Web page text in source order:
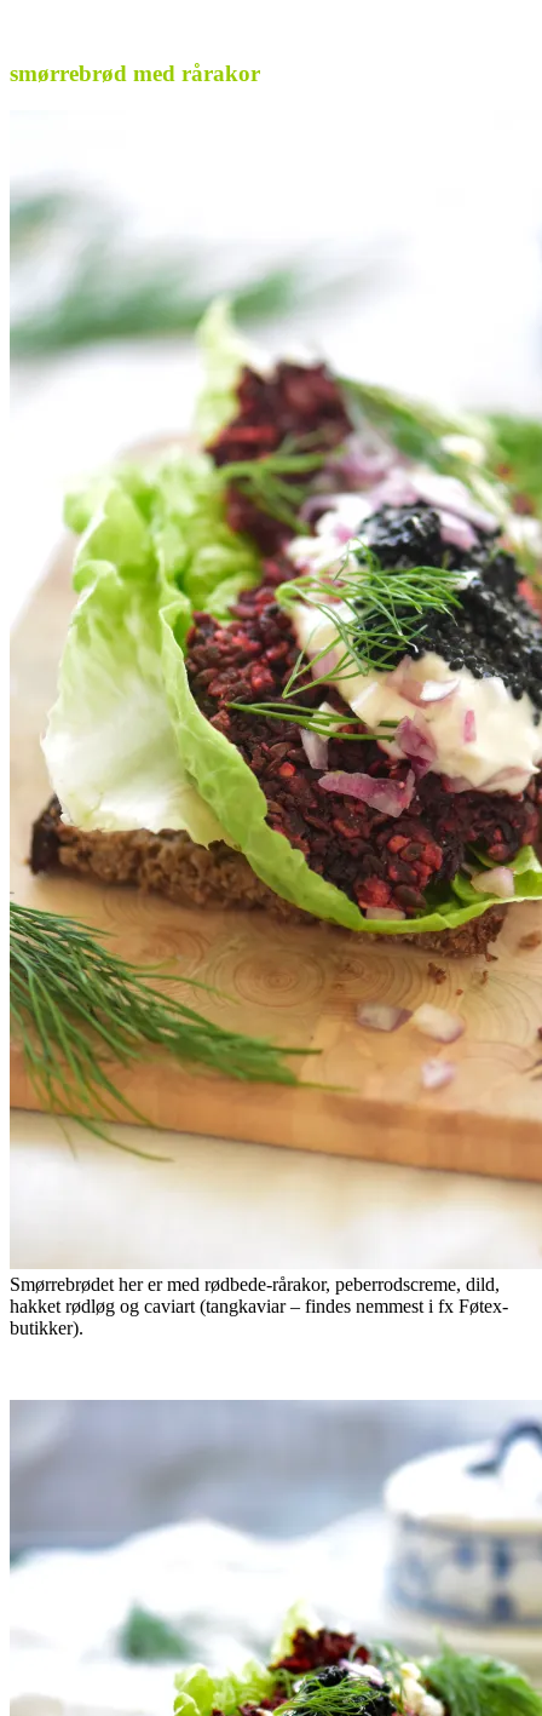
smørrebrød med rårakor
Smørrebrødet her er med rødbede-rårakor, peberrodscreme, dild,
hakket rødløg og caviart (tangkaviar – findes nemmest i fx Føtex-
butikker).